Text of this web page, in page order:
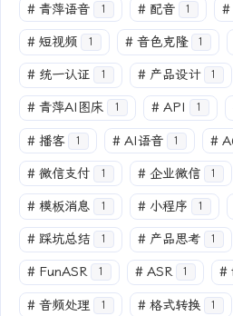
# 青萍语音 1 # 配音 1 #
# 短视频 1 # 音色克隆 1
# 统一认证 1 # 产品设计 1
# 青萍AI图床 1 # API 1
# 播客 1 # AI语音 1 #
# 微信支付 1 # 企业微信 1
# 模板消息 1 # 小程序 1
# 踩坑总结 1 # 产品思考 1
# FunASR 1 # ASR 1 #
# 音频处理 1 # 格式转换 1